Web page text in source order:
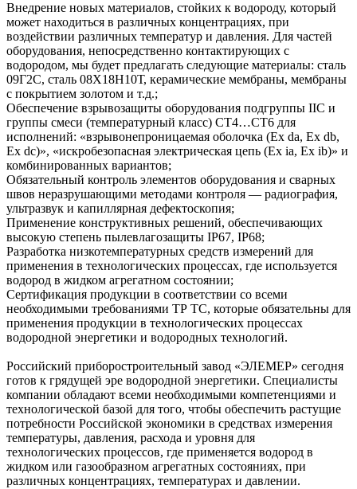
Внедрение новых материалов, стойких к водороду, который
может находиться в различных концентрациях, при
воздействии различных температур и давления. Для частей
оборудования, непосредственно контактирующих с
водородом, мы будет предлагать следующие материалы: сталь
09Г2С, сталь 08Х18Н10Т, керамические мембраны, мембраны
с покрытием золотом и т.д.;
Обеспечение взрывозащиты оборудования подгруппы IIC и
группы смеси (температурный класс) СТ4…СТ6 для
исполнений: «взрывонепроницаемая оболочка (Ex da, Ex db,
Ex dc)», «искробезопасная электрическая цепь (Ex ia, Ex ib)» и
комбинированных вариантов;
Обязательный контроль элементов оборудования и сварных
швов неразрушающими методами контроля — радиография,
ультразвук и капиллярная дефектоскопия;
Применение конструктивных решений, обеспечивающих
высокую степень пылевлагозащиты IP67, IP68;
Разработка низкотемпературных средств измерений для
применения в технологических процессах, где используется
водород в жидком агрегатном состоянии;
Сертификация продукции в соответствии со всеми
необходимыми требованиями ТР ТС, которые обязательны для
применения продукции в технологических процессах
водородной энергетики и водородных технологий.
Российский приборостроительный завод «ЭЛЕМЕР» сегодня
готов к грядущей эре водородной энергетики. Специалисты
компании обладают всеми необходимыми компетенциями и
технологической базой для того, чтобы обеспечить растущие
потребности Российской экономики в средствах измерения
температуры, давления, расхода и уровня для
технологических процессов, где применяется водород в
жидком или газообразном агрегатных состояниях, при
различных концентрациях, температурах и давлении.